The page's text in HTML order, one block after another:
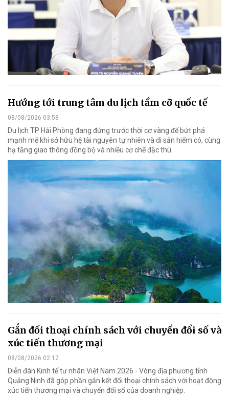
Hướng tới trung tâm du lịch tầm cỡ quốc tế
08/08/2026 03:58
Du lịch TP Hải Phòng đang đứng trước thời cơ vàng để bứt phá
mạnh mẽ khi sở hữu hệ tài nguyên tự nhiên và di sản hiếm có, cùng
hạ tầng giao thông đồng bộ và nhiều cơ chế đặc thù.
Gắn đối thoại chính sách với chuyển đổi số và
xúc tiến thương mại
08/08/2026 02:12
Diễn đàn Kinh tế tư nhân Việt Nam 2026 - Vòng địa phương tỉnh
Quảng Ninh đã góp phần gắn kết đối thoại chính sách với hoạt động
xúc tiến thương mại và chuyển đổi số của doanh nghiệp.